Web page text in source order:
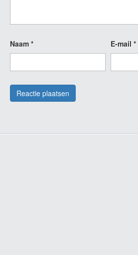
Naam * E-mail *